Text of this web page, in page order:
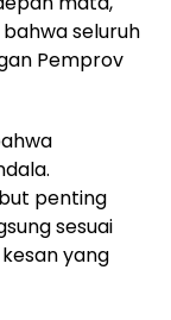
seluruh
Pemprov
penting
sesuai
yang